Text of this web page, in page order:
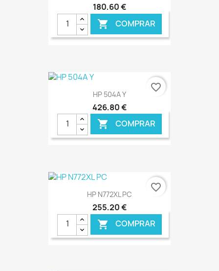
180,60 €
 COMPRAR
€ ONLINE
HP 504A Y
426,80 €
 COMPRAR
€ ONLINE
favorite_border
HP N772XL PC
255,20 €
 COMPRAR
favorite_border